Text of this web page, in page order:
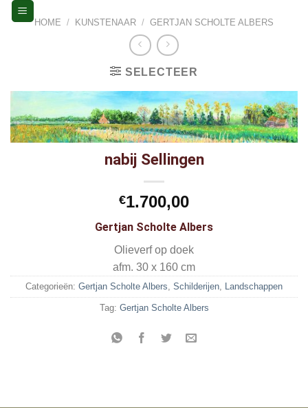
Skip
HOME / KUNSTENAAR / GERTJAN SCHOLTE ALBERS
SELECTEER
nabij Sellingen
€1.700,00
Gertjan Scholte Albers
Olieverf op doek
afm. 30 x 160 cm
Categorieën: Gertjan Scholte Albers, Schilderijen, Landschappen
Tag: Gertjan Scholte Albers